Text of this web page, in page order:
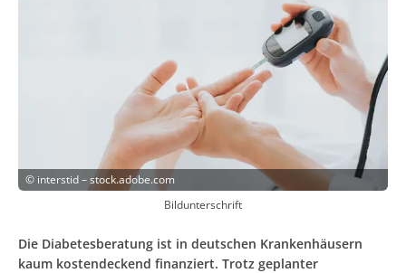
© interstid – stock.adobe.com
Bildunterschrift
Die Diabetesberatung ist in deutschen Krankenhäusern
kaum kostendeckend finanziert. Trotz geplanter